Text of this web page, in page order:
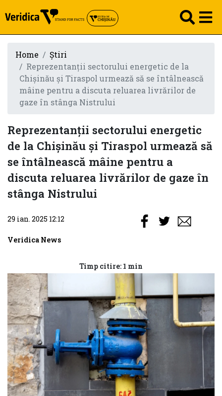
Home
Știri
Reprezentanții sectorului energetic de la
Chișinău și Tiraspol urmează să se întâlnească
mâine pentru a discuta reluarea livrărilor de
gaze în stânga Nistrului
Reprezentanții sectorului energetic
de la Chișinău și Tiraspol urmează să
se întâlnească mâine pentru a
discuta reluarea livrărilor de gaze în
stânga Nistrului
29 ian. 2025 12:12
Veridica News
Timp citire: 1 min